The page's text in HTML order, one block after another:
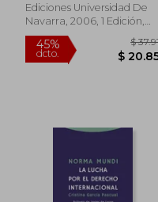
Ediciones Universidad De
Navarra, 2006, 1 Edición,
Tapa Blanda, Nuevo